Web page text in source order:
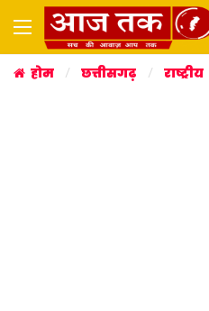
होम छत्तीसगढ़ राष्ट्रीय